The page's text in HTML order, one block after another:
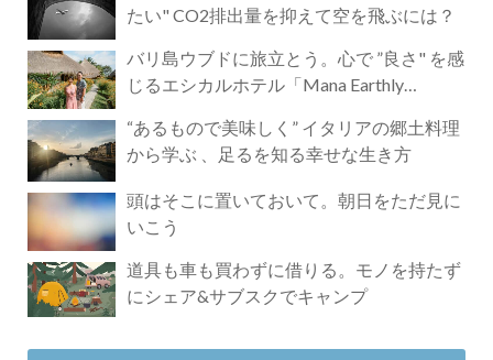
たい" CO2排出量を抑えて空を飛ぶには？
バリ島ウブドに旅立とう。心で ”良さ" を感
じるエシカルホテル「Mana Earthly
“あるもので美味しく” イタリアの郷土料理
から学ぶ 、足るを知る幸せな生き方
頭はそこに置いておいて。朝日をただ見に
いこう
道具も車も買わずに借りる。モノを持たず
にシェア&サブスクでキャンプ